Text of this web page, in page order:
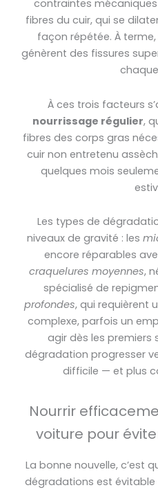
contraintes
fibres du cuir, qui se
façon répétée. À
génèrent des fissures
À ces trois facteurs
nourrissage régulier,
fibres des corps gras
cuir non entretenu
quelques mois
Les types de
niveaux de gravité : les
encore réparables
craquelures moyennes,
spécialisé de
profondes, qui requièrent
complexe, parfois un
agir dès les premiers
dégradation progresser
difficile — et plus
Nourrir
voiture pour
La bonne nouvelle, c’est
dégradations est évitable